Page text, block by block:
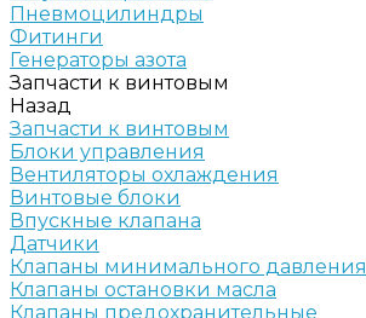
Пневмоцилиндры
Фитинги
Генераторы азота
Запчасти к винтовым
Назад
Запчасти к винтовым
Блоки управления
Вентиляторы охлаждения
Винтовые блоки
Впускные клапана
Датчики
Клапаны минимального давления
Клапаны остановки масла
Клапаны предохранительные